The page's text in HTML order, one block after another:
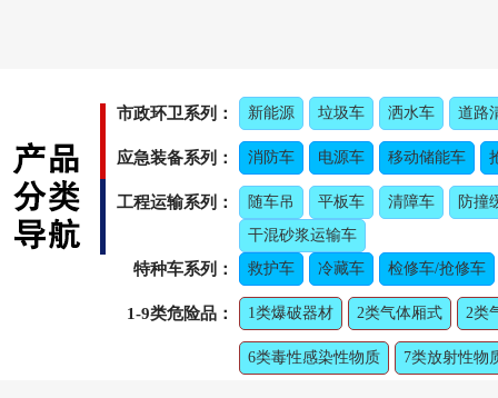
市政环卫系列： 新能源 垃圾车 洒水车 道路
应急装备系列： 消防车 电源车 移动储能车
工程运输系列： 随车吊 平板车 清障车
防撞
干混砂浆运输车
特种车系列： 救护车 冷藏车 检修车/抢修车
1-9类危险品： 1类爆破器材 2类气体厢式 2类
6类毒性感染性物质 7类放射性物